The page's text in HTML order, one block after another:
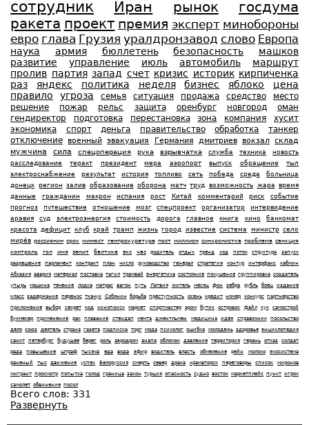
сотрудник Иран рынок
госдума
ракета проект премия эксперт минобороны
евро глава Грузия уралдронзавод слово Европа
наука армия бюллетень безопасность
машков
развитие
управление июль автомобиль
маршрут
пролив партия запад счет кризис историк кирпиченка
раз
яндекс политика неделя бизнес яблоко
цена
правило
угроза семья ситуация продажа средство
место
решение
пожар рельс защита оренбург новгород
оман
гендиректор
подготовка перестановка зона компания
хусит
экономика
спорт деньга правительство обработка
танкер
отключение
военный эвакуация Германия дмитриев вокзал склад
мужчина
сила спецоперация рука взрывчатка служба техника
новость
расследование
теракт президент мера аэропорт выпуск обращение
тыл
электроснабжение
результат история топливо сеть победа среда
больница
донецк регион залив образование оборона матч труд возможность жара
время
данные
гражданин макрон испания рост Китай комментарий риск
событие
прогноз
путешествие отношение мозг спецпроект организатор
интервидение
аравия
суд электроэнергия стоимость дорога главное книга кино
банкомат
красота
дефицит клуб край трамп жизнь город известие система министр село
мирёв россиянин срок минюст генпрокуратура пост миллион синхронистка проблема санкция
контроль
гол имя зенит балтика экс час родитель отдых тренд ход поток структура
запуск
разрешение
парламент контракт план число руководство генерал стратегия контур интерфакс
кабмин
Абхазия авария материал поставка тагил трамвай энергетика состояние покушение группировка создатель
упырь машина течение лодка матрас вагон путь Латвия житель месяц фон зебра рубль боец издание
класс задержание перенос ткачук Собянин борьба преступность осень кредит номер конкурс партнерство
приложение выбор секрет код кинопоиск маркет спортмастер аром бутик островок файл кук самострой
букмекер
применение рак плавание стендап мечта джентльмен медицина идея справочник
посольство
дело союз деятель страна газета подписка торг мода психолог ошибка молодежь здоровье энциклопедия
санкт петербург будущее берег роль аэродром анапа обломок давление территория герань отказ солдат
рада
повышение штраф тысяча еда вода эфир водитель власть обмеление рейн молоко
экосистема
раненый
тыс движение успех Белоруссия смерть север драка краматорск переговоры список
миронов
мигрант просмотр попытка голод граница закон турция опасность судно восток маркетплейс пункт игрок
самолет обвинение посол
Всего слов: 331
Развернуть